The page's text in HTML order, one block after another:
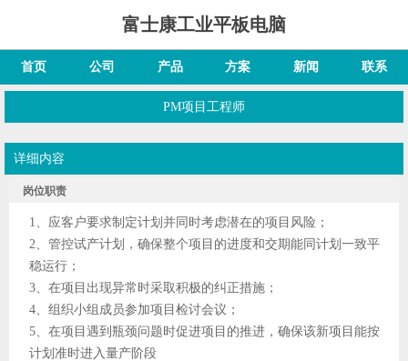
富士康工业平板电脑
首页 公司 产品 方案 新闻 联系
PM项目工程师
详细内容
岗位职责
1、应客户要求制定计划并同时考虑潜在的项目风险；
2、管控试产计划，确保整个项目的进度和交期能同计划一致平
稳运行；
3、在项目出现异常时采取积极的纠正措施；
4、组织小组成员参加项目检讨会议；
5、在项目遇到瓶颈问题时促进项目的推进，确保该新项目能按
计划准时进入量产阶段